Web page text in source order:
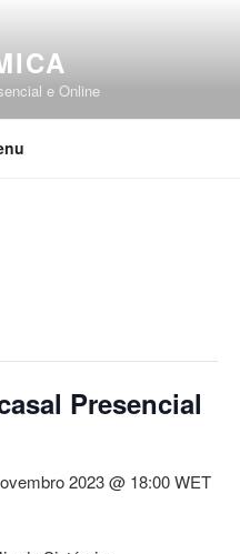
e Online
Presencial
2023 @ 18:00WET